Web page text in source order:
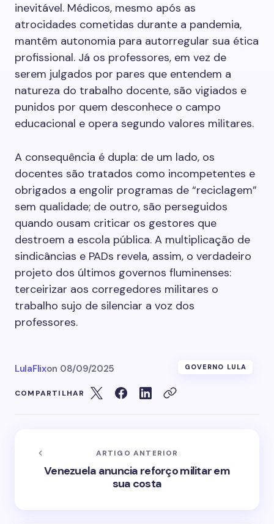
inevitável. Médicos, mesmo após as
atrocidades cometidas durante a pandemia,
mantêm autonomia para autorregular sua ética
profissional. Já os professores, em vez de
serem julgados por pares que entendem a
natureza do trabalho docente, são vigiados e
punidos por quem desconhece o campo
educacional e opera segundo valores militares.
A consequência é dupla: de um lado, os
docentes são tratados como incompetentes e
obrigados a engolir programas de “reciclagem”
sem qualidade; de outro, são perseguidos
quando ousam criticar os gestores que
destroem a escola pública. A multiplicação de
sindicâncias e PADs revela, assim, o verdadeiro
projeto dos últimos governos fluminenses:
terceirizar aos corregedores militares o
trabalho sujo de silenciar a voz dos
professores.
LulaFlixon 08/09/2025 GOVERNO LULA
COMPARTILHAR
ARTIGO ANTERIOR
Venezuela anuncia reforço militar em
sua costa